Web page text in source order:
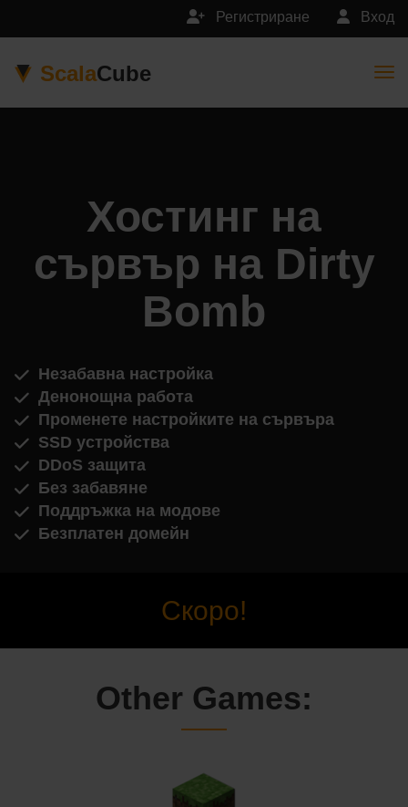
Вход
Регистриране
ScalaCube
Хостинг на
сървър на Dirty
Bomb
Незабавна настройка
Денонощна работа
Променете настройките на сървъра
SSD устройства
DDoS защита
Без забавяне
Поддръжка на модове
Безплатен домейн
Скоро!
Other Games: